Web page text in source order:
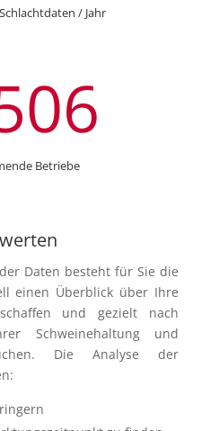
/ Jahr
Betriebe
Daten besteht für Sie die
einen Überblick über Ihre
und gezielt nach
Schweinehaltung und
Die Analyse der